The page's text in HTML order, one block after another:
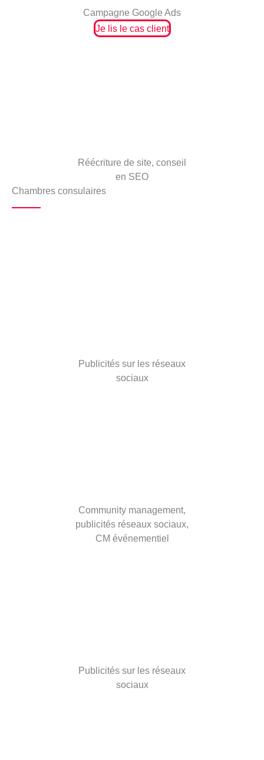
Campagne Google Ads
Je lis le cas client
Réécriture de site, conseil
en SEO
Chambres consulaires
Publicités sur les réseaux
sociaux
Community management,
publicités réseaux sociaux,
CM événementiel
Publicités sur les réseaux
sociaux